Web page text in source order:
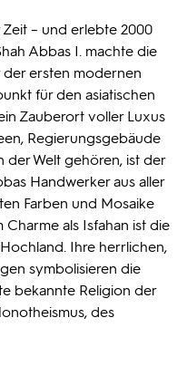
– und erlebte 2000
Abbas I. machte die
der ersten modernen
für den asiatischen
Zauberort voller Luxus
Regierungsgebäude
der Welt gehören, ist der
Handwerker aus aller
Farben und Mosaike
als Isfahan ist die
Ihre herrlichen,
symbolisieren die
bekannte Religion der
des